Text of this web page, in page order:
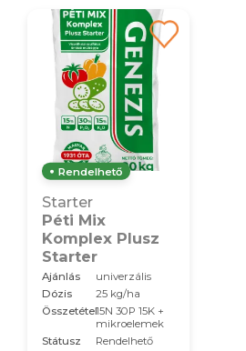
Rendelhető
Starter
Péti Mix
Komplex Plusz
Starter
Ajánlás
univerzális
Dózis
25 kg/ha
Összetétel15N 30P 15K +
mikroelemek
Státusz
Rendelhető